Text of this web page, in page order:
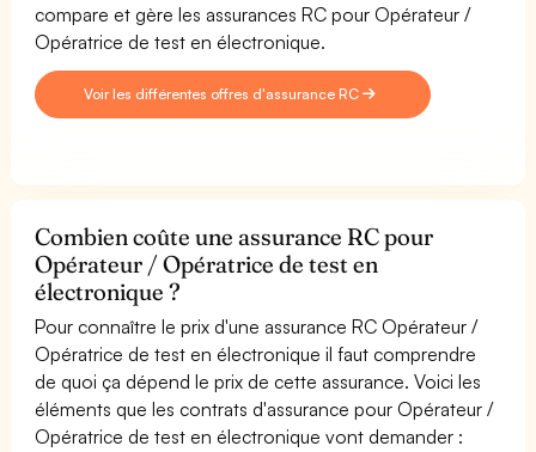
compare et gère les assurances RC pour Opérateur /
Opératrice de test en électronique.
Voir les différentes offres d'assurance RC
Combien coûte une assurance RC pour
Opérateur / Opératrice de test en
électronique ?
Pour connaître le prix d'une assurance RC Opérateur /
Opératrice de test en électronique il faut comprendre
de quoi ça dépend le prix de cette assurance. Voici les
éléments que les contrats d'assurance pour Opérateur /
Opératrice de test en électronique vont demander :